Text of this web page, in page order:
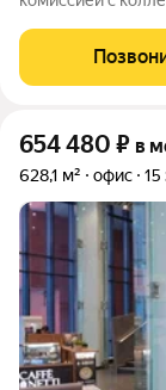
ФОТОГРАФИЯМИ!
центре Aero City!
654 480 ₽ в
628,1 м² офис 15